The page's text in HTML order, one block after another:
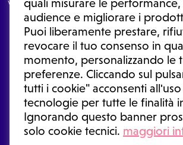
quali misurare le performance,
audience e migliorare i
Puoi liberamente prestare,
revocare il tuo consenso in
momento, personalizzando le
preferenze. Cliccando sul
tutti i cookie" acconsenti
tecnologie per tutte le finalità
Ignorando questo banner
solo cookie tecnici. maggiori
le informazioni disponibili come suggerimenti
una diagnosi, la determinazione di un
sospensione di un farmaco senza prima
medicina generale o uno
Condizioni di utilizzo|Privacy Policy |
Ⓒ 2025 | Tutti i diritti